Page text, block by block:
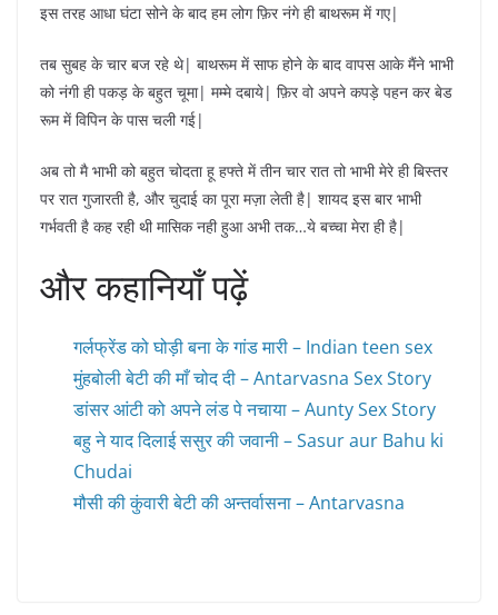
इस तरह आधा घंटा सोने के बाद हम लोग फ़िर नंगे ही बाथरूम में गए|
तब सुबह के चार बज रहे थे| बाथरूम में साफ होने के बाद वापस आके मैंने भाभी
को नंगी ही पकड़ के बहुत चूमा| मम्मे दबाये| फ़िर वो अपने कपड़े पहन कर बेड
रूम में विपिन के पास चली गई|
अब तो मै भाभी को बहुत चोदता हू हफ्ते में तीन चार रात तो भाभी मेरे ही बिस्तर
पर रात गुजारती है, और चुदाई का पूरा मज़ा लेती है| शायद इस बार भाभी
गर्भवती है कह रही थी मासिक नही हुआ अभी तक…ये बच्चा मेरा ही है|
और कहानियाँ पढ़ें
गर्लफ्रेंड को घोड़ी बना के गांड मारी – Indian teen sex
मुंहबोली बेटी की माँ चोद दी – Antarvasna Sex Story
डांसर आंटी को अपने लंड पे नचाया – Aunty Sex Story
बहु ने याद दिलाई ससुर की जवानी – Sasur aur Bahu ki
Chudai
मौसी की कुंवारी बेटी की अन्तर्वासना – Antarvasna